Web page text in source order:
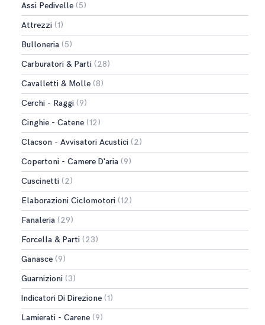
Assi Pedivelle (5)
Attrezzi (1)
Bulloneria (5)
Carburatori & Parti (28)
Cavalletti & Molle (8)
Cerchi - Raggi (9)
Cinghie - Catene (12)
Clacson - Avvisatori Acustici (2)
Copertoni - Camere D'aria (9)
Cuscinetti (2)
Elaborazioni Ciclomotori (12)
Fanaleria (29)
Forcella & Parti (23)
Ganasce (9)
Guarnizioni (3)
Indicatori Di Direzione (1)
Lamierati - Carene (9)